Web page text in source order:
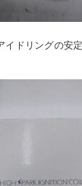
ドリングの安